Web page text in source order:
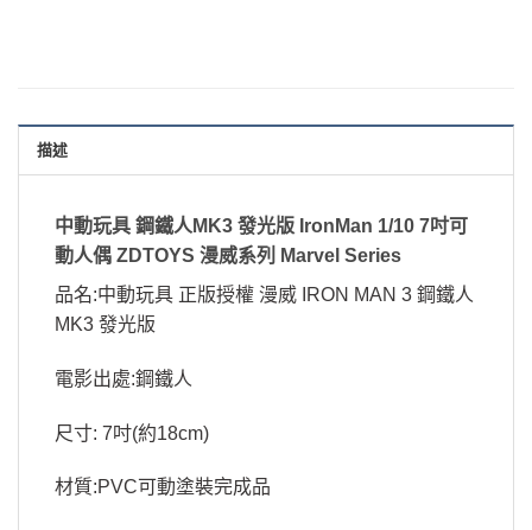
描述
中動玩具 鋼鐵人MK3 發光版 IronMan 1/10 7吋可
動人偶 ZDTOYS 漫威系列 Marvel Series
品名:中動玩具 正版授權 漫威 IRON MAN 3 鋼鐵人
MK3 發光版
電影出處:鋼鐵人
尺寸: 7吋(約18cm)
材質:PVC可動塗裝完成品